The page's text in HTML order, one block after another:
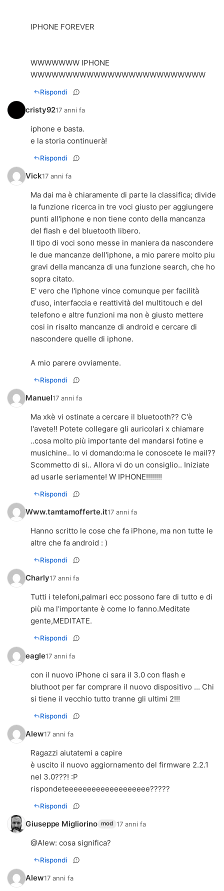
IPHONE FOREVER
WWWWWWW IPHONE
WWWWWWWWWWWWWWWWWWWWWWWWW
Rispondi
cristy9217 anni fa
iphone e basta.
e la storia continuerà!
Rispondi
Vick17 anni fa
Ma dai ma è chiaramente di parte la classifica; divide
la funzione ricerca in tre voci giusto per aggiungere
punti all'iphone e non tiene conto della mancanza
del flash e del bluetooth libero.
Il tipo di voci sono messe in maniera da nascondere
le due mancanze dell'iphone, a mio parere molto piu
gravi della mancanza di una funzione search, che ho
sopra citato.
E' vero che l'iphone vince comunque per facilità
d'uso, interfaccia e reattività del multitouch e del
telefono e altre funzioni ma non è giusto mettere
cosi in risalto mancanze di android e cercare di
nascondere quelle di iphone.
A mio parere ovviamente.
Rispondi
Manuel17 anni fa
Ma xkè vi ostinate a cercare il bluetooth?? C'è
l'avete!! Potete collegare gli auricolari x chiamare
..cosa molto più importante del mandarsi fotine e
musichine.. Io vi domando:ma le conoscete le mail??
Scommetto di si.. Allora vi do un consiglio.. Iniziate
ad usarle seriamente! W IPHONE!!!!!!!!
Rispondi
Www.tamtamofferte.it17 anni fa
Hanno scritto le cose che fa iPhone, ma non tutte le
altre che fa android : )
Rispondi
Charly17 anni fa
Tutti i telefoni,palmari ecc possono fare di tutto e di
più ma l'importante è come lo fanno.Meditate
gente,MEDITATE.
Rispondi
eagle17 anni fa
con il nuovo iPhone ci sara il 3.0 con flash e
bluthoot per far comprare il nuovo dispositivo ... Chi
si tiene il vecchio tutto tranne gli ultimi 2!!!
Rispondi
Alew17 anni fa
Ragazzi aiutatemi a capire
è uscito il nuovo aggiornamento del firmware 2.2.1
nel 3.0???! :P
rispondeteeeeeeeeeeeeeeeeeee?????
Rispondi
Giuseppe Migliorino mod 17 anni fa
@Alew: cosa significa?
Rispondi
Alew17 anni fa